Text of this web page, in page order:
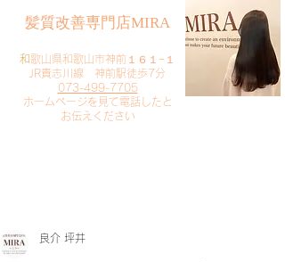
​髪質改善専門店MIRA
​和歌山県和歌山市神前１６１−１
JR貴志川線 神前駅徒歩7分
073-499-7705
​ホームページを見て電話したと
お伝えください
良介 坪井